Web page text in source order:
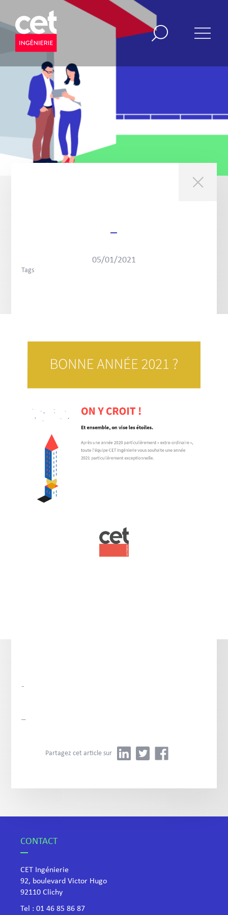
–
05/01/2021
Tags
-
–
Partagez cet article sur
CONTACT
CET Ingénierie
92, boulevard Victor Hugo
​92110 Clichy
Tel : 01 46 85 86 87